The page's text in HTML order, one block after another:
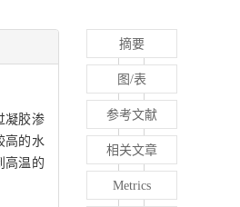
凝胶渗
高的水
高温的
摘要
图/表
参考文献
相关文章
Metrics